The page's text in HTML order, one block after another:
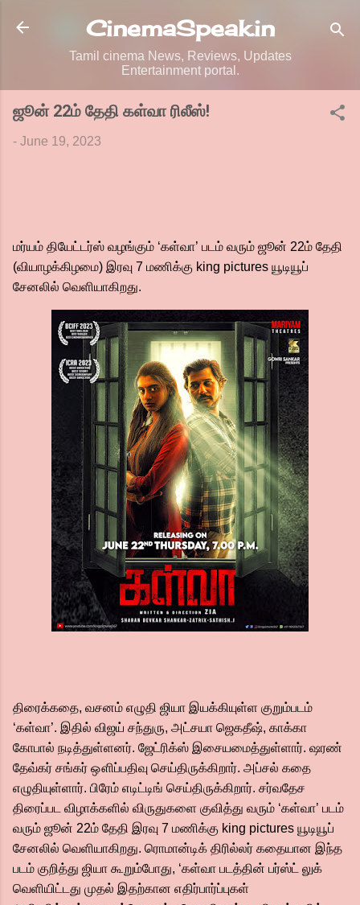
Skip to main content
CinemaSpeak.in
Tamil cinema News, Reviews, Updates
Entertainment portal.
ஜூன் 22ம் தேதி கள்வா ரிலீஸ்!
- June 19, 2023
மர்யம் தியேட்டர்ஸ் வழங்கும் ‘கள்வா’ படம் வரும் ஜூன் 22ம் தேதி
(வியாழக்கிழமை) இரவு 7 மணிக்கு king pictures யூடியூப்
சேனலில் வெளியாகிறது.
திரைக்கதை, வசனம் எழுதி ஜியா இயக்கியுள்ள குறும்படம்
‘கள்வா’. இதில் விஜய் சந்துரு, அட்சயா ஜெகதீஷ், காக்கா
கோபால் நடித்துள்ளனர். ஜேட்ரிக்ஸ் இசையமைத்துள்ளார். ஷரண்
தேவ்கர் சங்கர் ஔிப்பதிவு செய்திருக்கிறார். அப்சல் கதை
எழுதியுள்ளார். பிரேம் எடிட்டிங் செய்திருக்கிறார். சர்வதேச
திரைப்பட விழாக்களில் விருதுகளை குவித்து வரும் ‘கள்வா’ படம்
வரும் ஜூன் 22ம் தேதி இரவு 7 மணிக்கு king pictures யூடியூப்
சேனலில் வெளியாகிறது. ரொமான்டிக் திரில்லர் கதையான இந்த
படம் குறித்து ஜியா கூறும்போது, ‘கள்வா படத்தின் பர்ஸ்ட் லுக்
வெளியிட்டது முதல் இதற்கான எதிர்பார்ப்புகள்